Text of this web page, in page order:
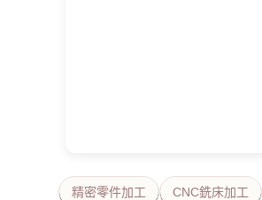
精密零件加工 CNC銑床加工